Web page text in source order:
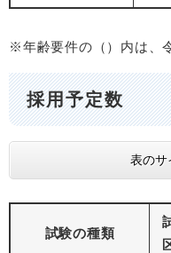
※年齢要件の（）内は、
採用予定数
表のサ
試験の種類